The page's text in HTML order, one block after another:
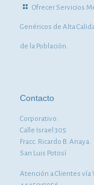
Ofrecer Servicios
Genéricos de Alta
de la Población.
Contacto
Corporativo:
Calle Israel 305
Fracc. Ricardo B. Anaya.
San Luis Potosí
Atención a Clientes vía